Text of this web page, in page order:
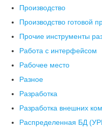
Производство
Производство готовой
Прочие инструменты
Работа с интерфейсом
Рабочее место
Разное
Разработка
Разработка внешних
Распределенная БД